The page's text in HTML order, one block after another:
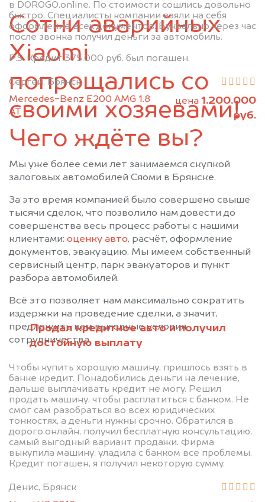
в DOROGO.online. По стоимости сошлись довольно
быстро. Специалисты компании взяли на себя
оформление всех документов. Буквально через час
после звонка получил деньги за автомобиль.
P.S. Кредит 375.000 руб. был погашен.
Сергей, Брянск
Mercedes-Benz E200 AMG 1.8
АТ
цена 1.200.000
руб.
Продал кредитное авто и получил
достойную выплату
Чтобы купить хорошую машину, пришлось взять в
банке кредит. Понадобились деньги на лечение,
дальше выплачивать кредит не могу. Решил
продать машину, чтобы расплатиться с банком. Не
смог сам разобраться во всех юридических
тонкостях, а деньги нужны срочно. Обратился в
дорого.онлайн, получил бесплатную консультацию,
самый выгодный вариант продажи. Фирма
выкупила машину, уладила с банком все проблемы.
Кредит погашен, я получил некоторую сумму.
Денис, Брянск
Новозыбков
Погар
Почеп
Ржаница
Рогнедино
Севск
Стародуб
Суземка
Сураж
Трубчевск
Унеча
Сотни аварийных
Xiaomi
попрощались со
своими хозяевами!
Чего ждёте вы?
Мы уже более семи лет занимаемся скупкой
залоговых автомобилей Сяоми в Брянске.
За это время компанией было совершено свыше
тысячи сделок, что позволило нам довести до
совершенства весь процесс работы с нашими
клиентами: оценку авто, расчёт, оформление
документов, эвакуацию. Мы имеем собственный
сервисный центр, парк эвакуаторов и пункт
разбора автомобилей.
Всё это позволяет нам максимально сократить
издержки на проведение сделки, а значит,
предложить вам выгодные условия
сотрудничества.
Позвоните нам: +7
(483) 232-00-41
рассчитаем стоимость вашего